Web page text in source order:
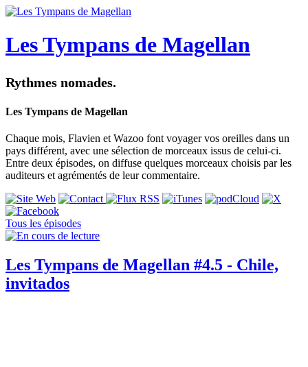
Les Tympans de Magellan
Rythmes nomades.
Les Tympans de Magellan
Chaque mois, Flavien et Wazoo font voyager vos oreilles dans un
pays différent, avec une sélection de morceaux issus de celui-ci.
Entre deux épisodes, on diffuse quelques morceaux choisis par les
auditeurs et agrémentés de leur commentaire.
Tous les épisodes
Les Tympans de Magellan #4.5 - Chile,
invitados